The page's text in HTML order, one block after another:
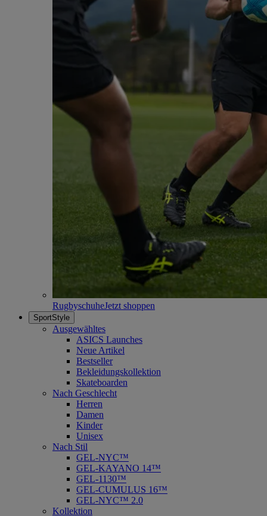
RugbyschuheJetzt shoppen
SportStyle
Ausgewähltes
ASICS Launches
Neue Artikel
Bestseller
Bekleidungskollektion
Skateboarden
Nach Geschlecht
Herren
Damen
Kinder
Unisex
Nach Stil
GEL-NYC™
GEL-KAYANO 14™
GEL-1130™
GEL-CUMULUS 16™
GEL-NYC™ 2.0
Kollektion